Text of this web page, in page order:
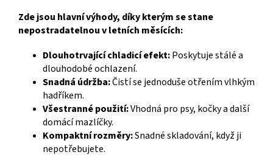
Zde jsou hlavní výhody, díky kterým se stane
nepostradatelnou v letních měsících:
Dlouhotrvající chladicí efekt:Poskytuje stálé a
dlouhodobé ochlazení.
Snadná údržba:Čistí se jednoduše otřením vlhkým
hadříkem.
Všestranné použití:Vhodná pro psy, kočky a další
domácí mazlíčky.
Kompaktní rozměry:Snadné skladování, když ji
nepotřebujete.